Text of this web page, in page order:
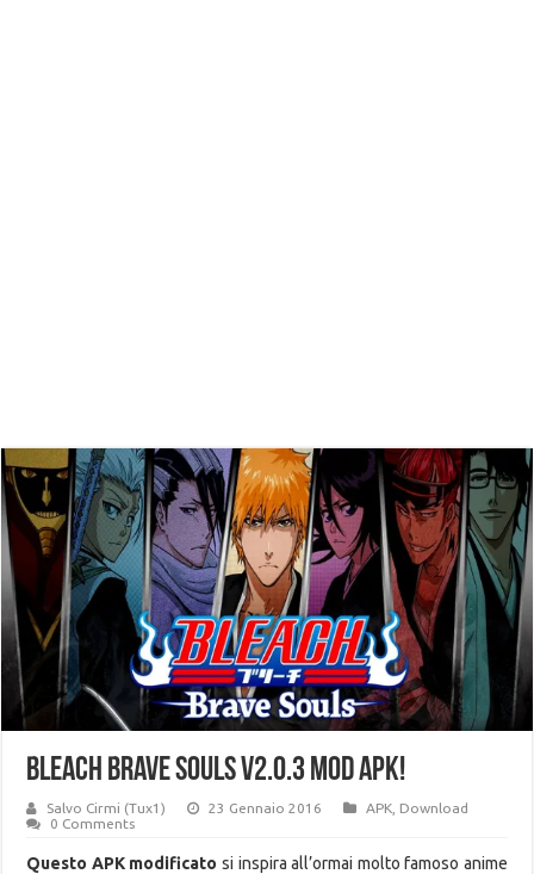
BLEACH Brave Souls v2.0.3 MOD APK!
Salvo Cirmi (Tux1) 23 Gennaio 2016 APK Download
0 Comments
Questo APK modificato si inspira all’ormai molto famoso anime